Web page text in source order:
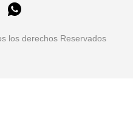
los derechos Reservados